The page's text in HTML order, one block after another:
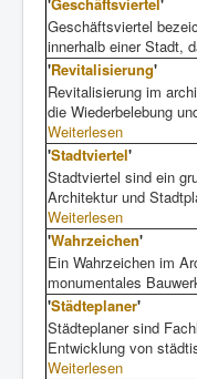
Geschäftsviertel
innerhalb einer Stadt,
'Revitalisierung'
Revitalisierung im
die Wiederbelebung
Weiterlesen
'Stadtviertel'
Stadtviertel sind ein
Architektur und
Weiterlesen
'Wahrzeichen'
Ein Wahrzeichen im
monumentales
'Städteplaner'
Städteplaner sind
Entwicklung von
Weiterlesen